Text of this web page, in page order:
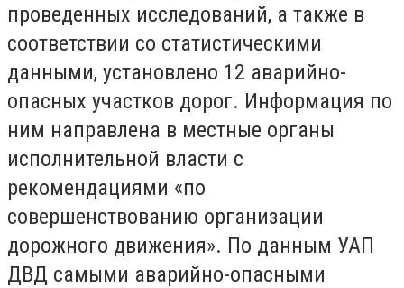
проведенных исследований, а также в
соответствии со статистическими
данными, установлено 12 аварийно-
опасных участков дорог. Информация по
ним направлена в местные органы
исполнительной власти с
рекомендациями «по
совершенствованию организации
дорожного движения». По данным УАП
ДВД самыми аварийно-опасными